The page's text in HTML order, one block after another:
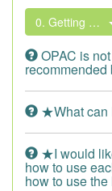
0. Getting
OPAC is
★What can
★I would
how to use
how to use